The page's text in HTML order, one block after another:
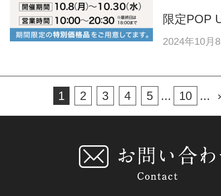
限定POP
2024年10月
1 2 3 4 5 ... 10 ...